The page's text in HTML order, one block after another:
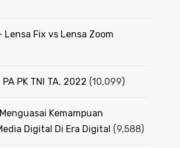
Lensa Fix vs Lensa Zoom
PK TNI TA. 2022 (10,099)
Kemampuan
Digital Di Era Digital (9,588)